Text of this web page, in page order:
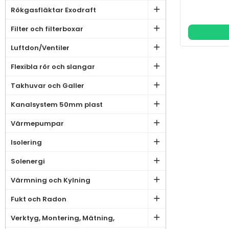
Rökgasfläktar Exodraft
Filter och filterboxar
Luftdon/Ventiler
Flexibla rör och slangar
Takhuvar och Galler
Kanalsystem 50mm plast
Värmepumpar
Isolering
Solenergi
Värmning och Kylning
Fukt och Radon
Verktyg, Montering, Mätning,